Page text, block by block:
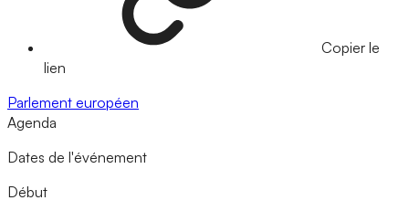
Copier le
lien
Parlement européen
Agenda
Dates de l'événement
Début